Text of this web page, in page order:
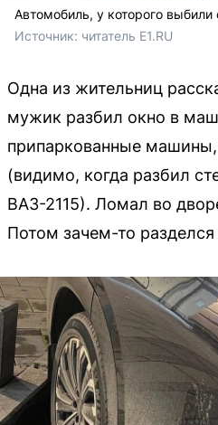
Автомобиль, у которого выбили
Источник: читатель E1.RU
Одна из жительниц
мужик разбил окно в
припаркованные машины,
(видимо, когда разбил
ВАЗ-2115). Ломал во
Потом зачем-то разделся